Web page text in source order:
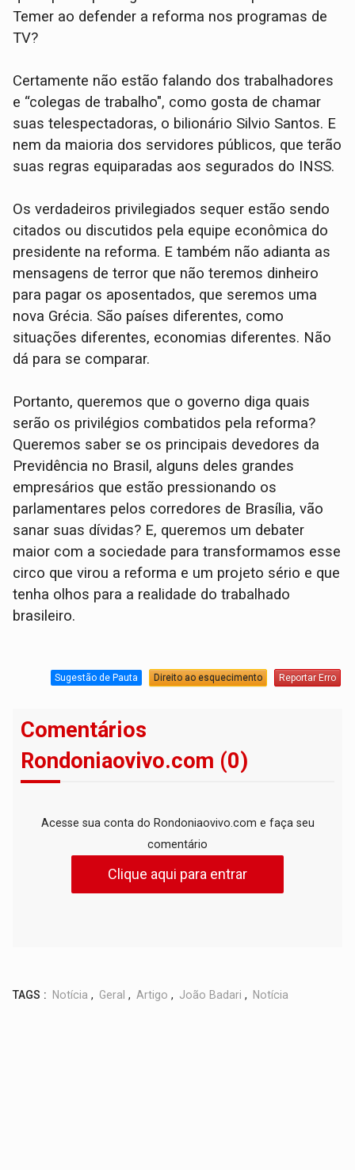
Temer ao defender a reforma nos programas de
TV?
Certamente não estão falando dos trabalhadores
e “colegas de trabalho", como gosta de chamar
suas telespectadoras, o bilionário Silvio Santos. E
nem da maioria dos servidores públicos, que terão
suas regras equiparadas aos segurados do INSS.
Os verdadeiros privilegiados sequer estão sendo
citados ou discutidos pela equipe econômica do
presidente na reforma. E também não adianta as
mensagens de terror que não teremos dinheiro
para pagar os aposentados, que seremos uma
nova Grécia. São países diferentes, como
situações diferentes, economias diferentes. Não
dá para se comparar.
Portanto, queremos que o governo diga quais
serão os privilégios combatidos pela reforma?
Queremos saber se os principais devedores da
Previdência no Brasil, alguns deles grandes
empresários que estão pressionando os
parlamentares pelos corredores de Brasília, vão
sanar suas dívidas? E, queremos um debater
maior com a sociedade para transformamos esse
circo que virou a reforma e um projeto sério e que
tenha olhos para a realidade do trabalhado
brasileiro.
Sugestão de Pauta Direito ao esquecimento Reportar Erro
Comentários
Rondoniaovivo.com (0)
Acesse sua conta do Rondoniaovivo.com e faça seu
comentário
Clique aqui para entrar
TAGS : Notícia , Geral , Artigo , João Badari , Notícia